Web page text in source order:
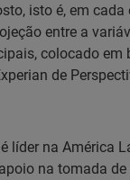
isto é, em cada
entre a
colocado em
de
líder na América
na tomada de